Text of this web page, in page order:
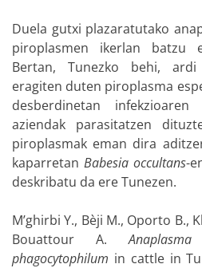
Duela gutxi plazaratutako
piroplasmen ikerlan batzu
Bertan, Tunezko behi,
eragiten duten piroplasma
desberdinetan
aziendak parasitatzen
piroplasmak eman dira
kaparretanBabesia occultans-
deskribatu da ere Tunezen.
M’ghirbi Y., Bèji M., Oporto B.,
Bouattour A.
phagocytophilum in cattle in